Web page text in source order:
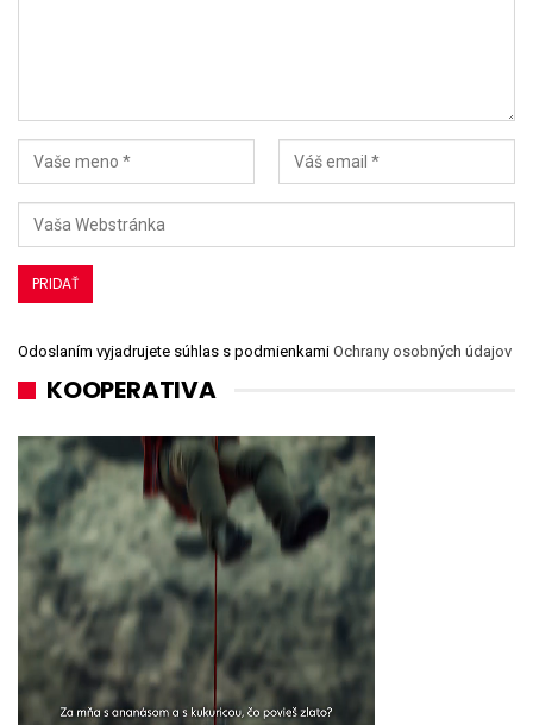
Odoslaním vyjadrujete súhlas s podmienkami Ochrany osobných údajov
KOOPERATIVA